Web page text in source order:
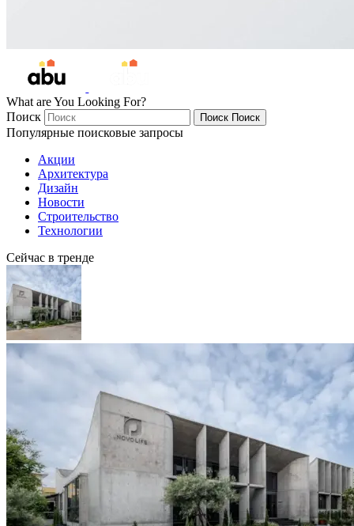
What are You Looking For?
Поиск
Поиск Поиск
Популярные поисковые запросы
Акции
Архитектура
Дизайн
Новости
Строительство
Технологии
Сейчас в тренде